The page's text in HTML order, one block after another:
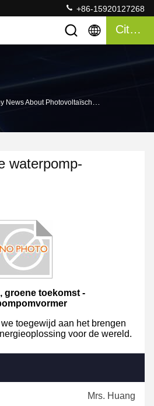
+86-15920127268
Citaat
About Photovoltaïsche Waterpomp-Omvormer
waterpomp-
groene toekomst -
toegewijd aan het brengen
voor de wereld.
Mrs. Huang